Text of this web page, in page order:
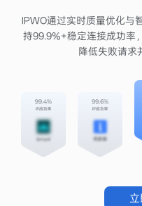
IPWO通过实时质量优化与
持99.9%+稳定连接成功率
降低失败请求